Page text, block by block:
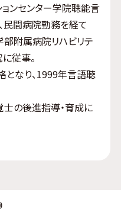
ンセンター学院聴能言
民間病院勤務を経て
附属病院リハビリテ
従事。
なり、1999年言語聴
の後進指導・育成に